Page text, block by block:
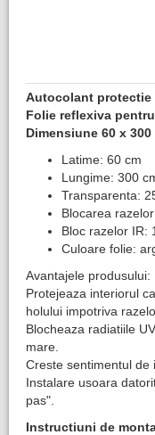
Autocolant protectie
Folie reflexiva
Dimensiune 60 x
Latime: 60 cm
Lungime: 300
Transparenta:
Blocarea
Bloc razelor IR:
Culoare folie:
Avantajele produsului:
Protejeaza interiorul
holului impotriva
Blocheaza radiatiile
mare.
Creste sentimentul de
Instalare usoara
pas".
Instructiuni de